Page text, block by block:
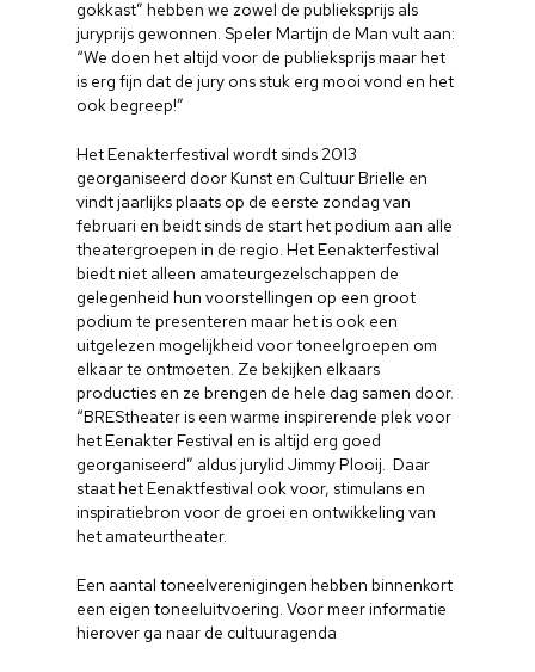
gokkast” hebben we zowel de publieksprijs als
juryprijs gewonnen. Speler Martijn de Man vult aan:
“We doen het altijd voor de publieksprijs maar het
is erg fijn dat de jury ons stuk erg mooi vond en het
ook begreep!”
Het Eenakterfestival wordt sinds 2013
georganiseerd door Kunst en Cultuur Brielle en
vindt jaarlijks plaats op de eerste zondag van
februari en beidt sinds de start het podium aan alle
theatergroepen in de regio. Het Eenakterfestival
biedt niet alleen amateurgezelschappen de
gelegenheid hun voorstellingen op een groot
podium te presenteren maar het is ook een
uitgelezen mogelijkheid voor toneelgroepen om
elkaar te ontmoeten. Ze bekijken elkaars
producties en ze brengen de hele dag samen door.
“BREStheater is een warme inspirerende plek voor
het Eenakter Festival en is altijd erg goed
georganiseerd” aldus jurylid Jimmy Plooij. Daar
staat het Eenaktfestival ook voor, stimulans en
inspiratiebron voor de groei en ontwikkeling van
het amateurtheater.
Een aantal toneelverenigingen hebben binnenkort
een eigen toneeluitvoering. Voor meer informatie
hierover ga naar de cultuuragenda
Home
Voor
Cultuur op school
Over ons
Nieuwsbrief
Doneren